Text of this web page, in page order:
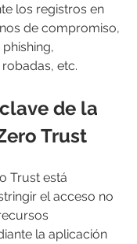
los registros en
de compromiso,
etc.
de la
Trust
Trust está
el acceso no
la aplicación